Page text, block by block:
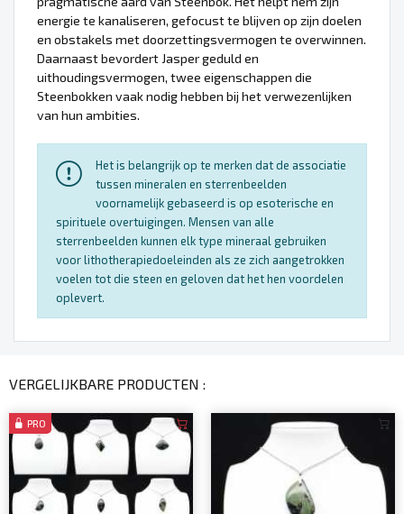
energie te kanaliseren, gefocust te blijven op zijn doelen
en obstakels met doorzettingsvermogen te overwinnen.
Daarnaast bevordert Jasper geduld en
uithoudingsvermogen, twee eigenschappen die
Steenbokken vaak nodig hebben bij het verwezenlijken
van hun ambities.
Het is belangrijk op te merken dat de associatie
tussen mineralen en sterrenbeelden
voornamelijk gebaseerd is op esoterische en
spirituele overtuigingen. Mensen van alle
sterrenbeelden kunnen elk type mineraal gebruiken
voor lithotherapiedoeleinden als ze zich aangetrokken
voelen tot die steen en geloven dat het hen voordelen
oplevert.
VERGELIJKBARE PRODUCTEN :
PRO